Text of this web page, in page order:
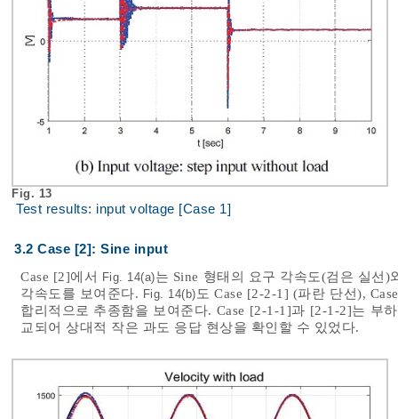
Fig. 13
Test results: input voltage [Case 1]
3.2 Case [2]: Sine input
Case [2]에서
Fig. 14(a)는 Sine 형태의 요구 각속도(검은 실선
각속도를 보여준다. Fig. 14(b)도 Case [2-2-1] (파란 단선),
합리적으로 추종함을 보여준다. Case [2-1-1]과 [2-1-2]는 부
교되어 상대적 작은 과도 응답 현상을 확인할 수 있었다.